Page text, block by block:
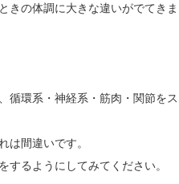
きの体調に大きな違いがでてきま
循環系・神経系・筋肉・関節をス
は間違いです。
るようにしてみてください。